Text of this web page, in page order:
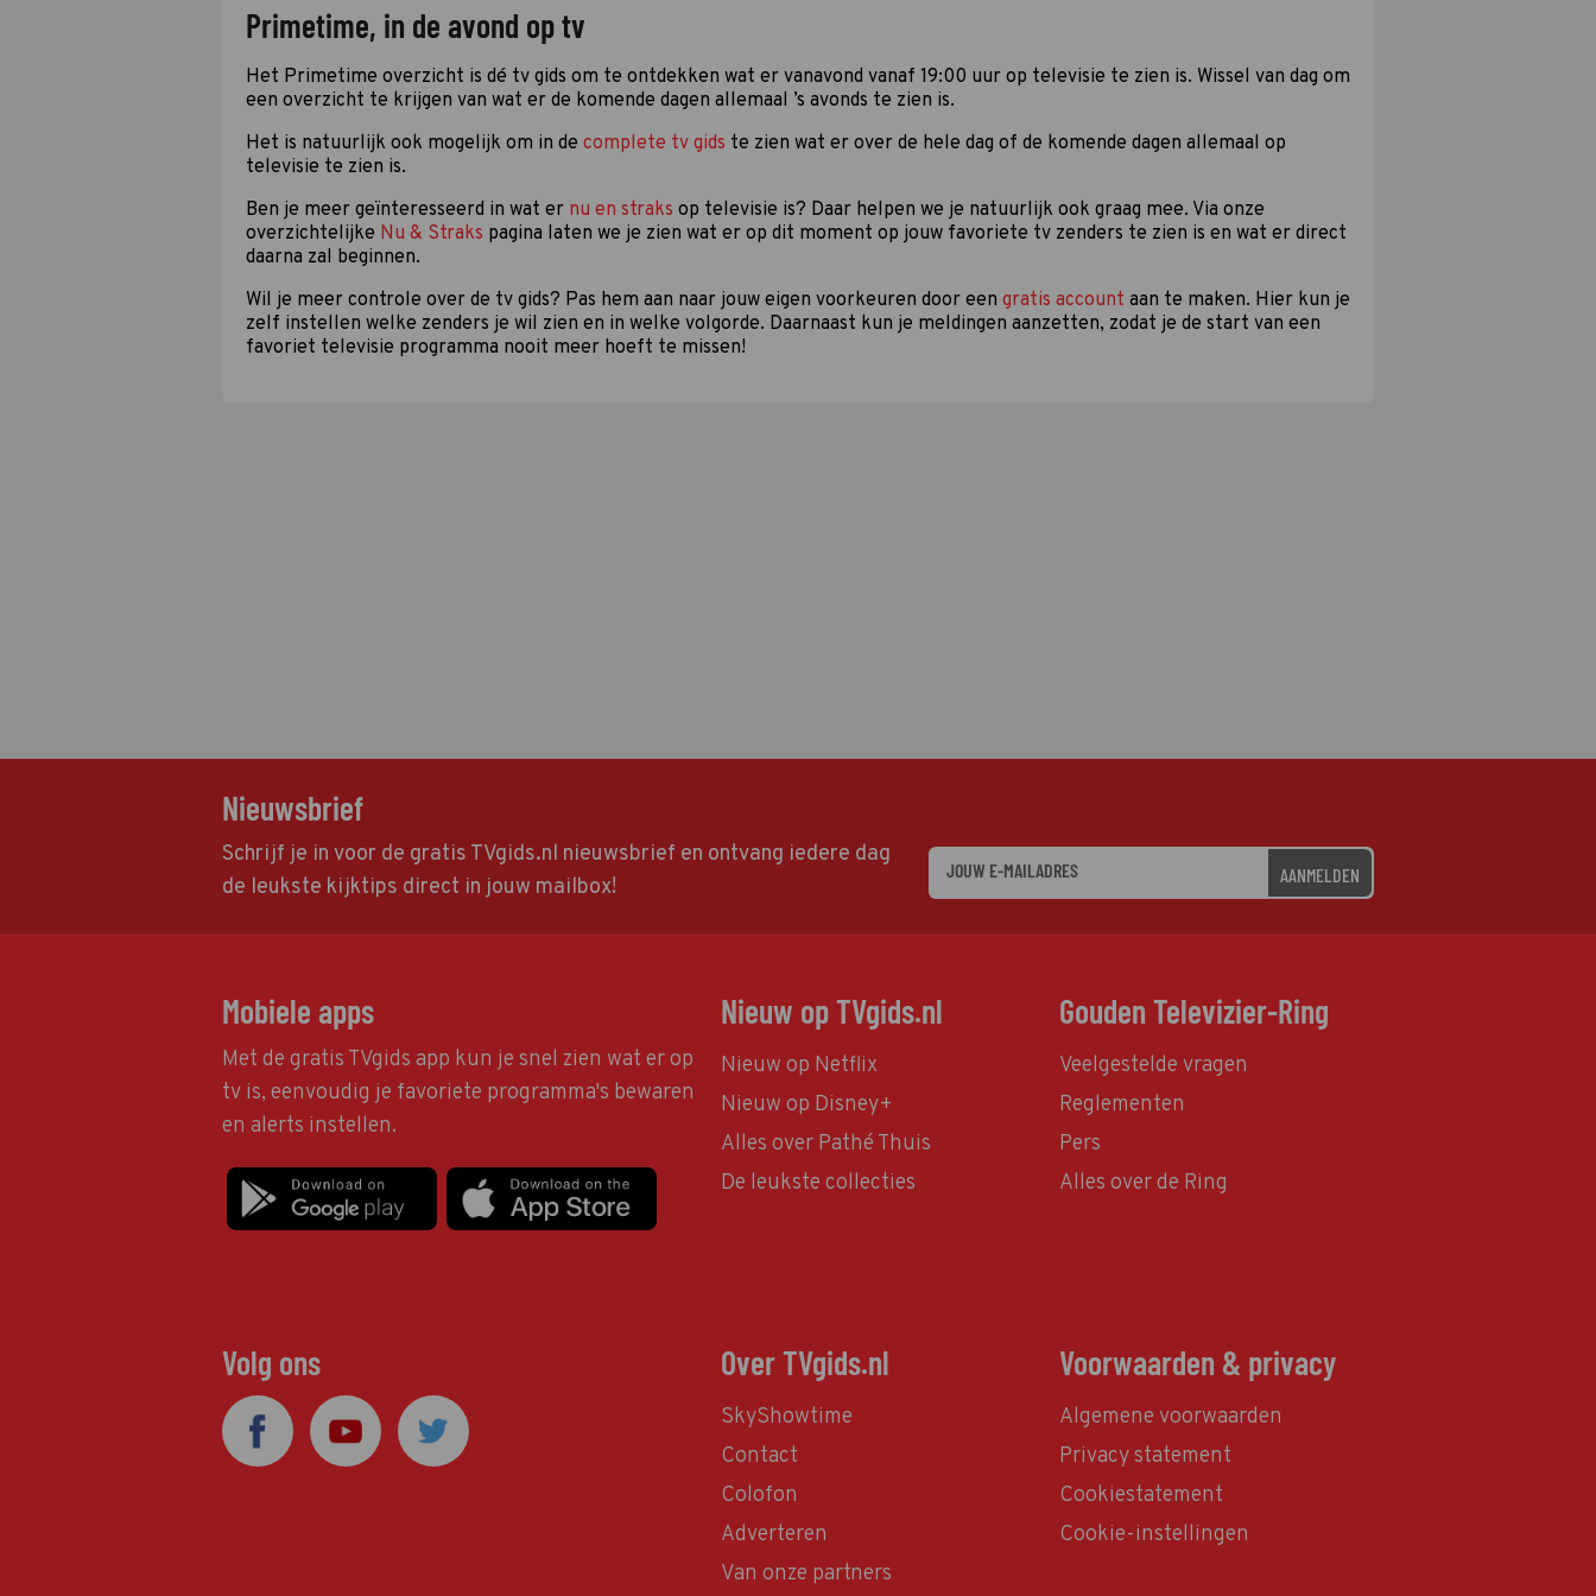
Primetime, in de avond op tv
Het Primetime overzicht is dé tv gids om te ontdekken wat er vanavond vanaf 19:00 uur op televisie te zien is. Wissel van dag om
een overzicht te krijgen van wat er de komende dagen allemaal ’s avonds te zien is.
Het is natuurlijk ook mogelijk om in de complete tv gids te zien wat er over de hele dag of de komende dagen allemaal op
televisie te zien is.
Ben je meer geïnteresseerd in wat er nu en straks op televisie is? Daar helpen we je natuurlijk ook graag mee. Via onze
overzichtelijke Nu & Straks pagina laten we je zien wat er op dit moment op jouw favoriete tv zenders te zien is en wat er direct
daarna zal beginnen.
Wil je meer controle over de tv gids? Pas hem aan naar jouw eigen voorkeuren door een gratis account aan te maken. Hier kun je
zelf instellen welke zenders je wil zien en in welke volgorde. Daarnaast kun je meldingen aanzetten, zodat je de start van een
favoriet televisie programma nooit meer hoeft te missen!
Nieuwsbrief
Schrijf je in voor de gratis TVgids.nl nieuwsbrief en ontvang iedere dag
de leukste kijktips direct in jouw mailbox!
AANMELDEN
Mobiele apps
Met de gratis TVgids app kun je snel zien wat er op
tv is, eenvoudig je favoriete programma's bewaren
en alerts instellen.
Nieuw op TVgids.nl
Nieuw op Netflix
Nieuw op Disney+
Alles over Pathé Thuis
De leukste collecties
Gouden Televizier-Ring
Veelgestelde vragen
Reglementen
Pers
Alles over de Ring
Volg ons Over TVgids.nl
SkyShowtime
Contact
Colofon
Adverteren
Van onze partners
Voorwaarden & privacy
Algemene voorwaarden
Privacy statement
Cookiestatement
Cookie-instellingen